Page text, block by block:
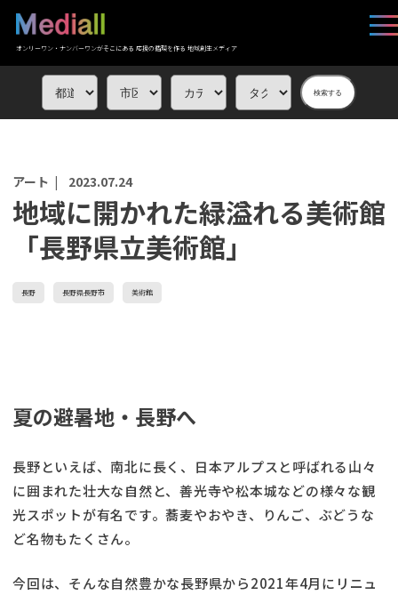
オンリーワン・ナンバーワンがそこにある 応援の循環を作る 地域創生メディア
検索する
アート | 2023.07.24
地域に開かれた緑溢れる美術館
「長野県立美術館」
長野 長野県長野市 美術館
夏の避暑地・長野へ
長野といえば、南北に長く、日本アルプスと呼ばれる山々
に囲まれた壮大な自然と、善光寺や松本城などの様々な観
光スポットが有名です。蕎麦やおやき、りんご、ぶどうな
ど名物もたくさん。
今回は、そんな自然豊かな長野県から2021年4月にリニュ